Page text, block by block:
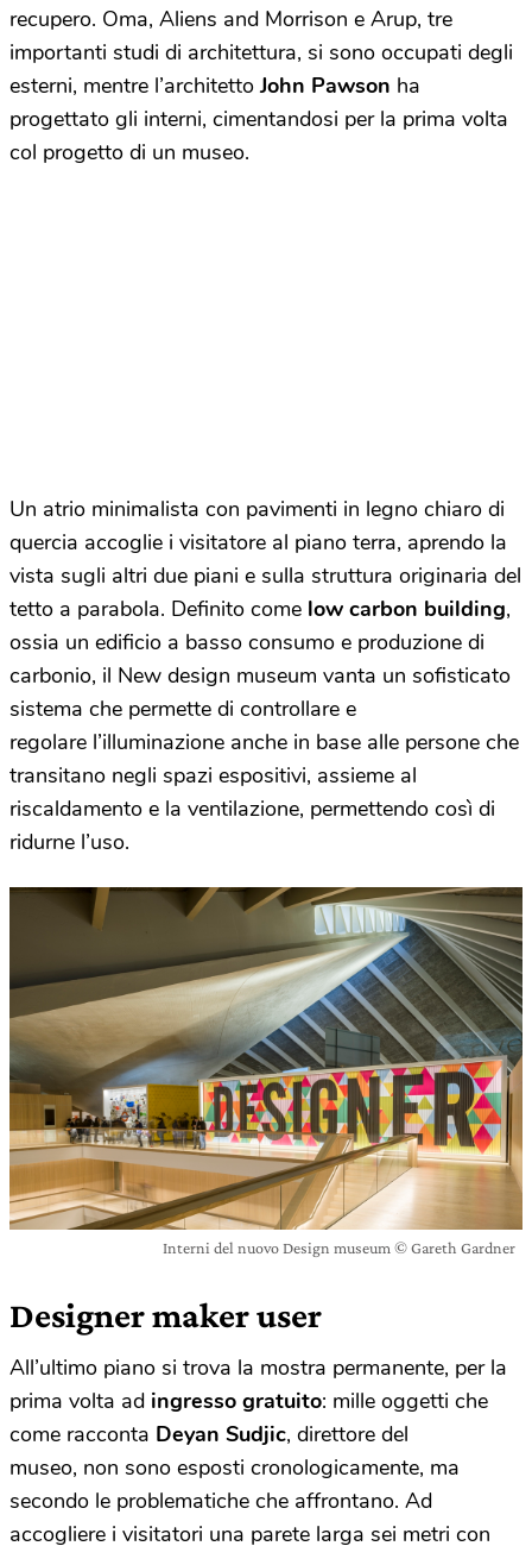
recupero. Oma, Aliens and Morrison e Arup, tre
importanti studi di architettura, si sono occupati degli
esterni, mentre l’architettoJohn Pawson ha
progettato gli interni, cimentandosi per la prima volta
col progetto di un museo.
Un atrio minimalista con pavimenti in legno chiaro di
quercia accoglie i visitatore al piano terra, aprendo la
vista sugli altri due piani e sulla struttura originaria del
tetto a parabola. Definito come low carbon building,
ossia un edificio a basso consumo e produzione di
carbonio, il New design museum vanta un sofisticato
sistema che permette di controllare e
regolare l’illuminazione anche in base alle persone che
transitano negli spazi espositivi, assieme al
riscaldamento e la ventilazione, permettendo così di
ridurne l’uso.
Interni del nuovo Design museum © Gareth Gardner
Designer maker user
All’ultimo piano si trova la mostra permanente, per la
prima volta ad ingresso gratuito: mille oggetti che
come racconta Deyan Sudjic, direttore del
museo, non sono esposti cronologicamente, ma
secondo le problematiche che affrontano. Ad
accogliere i visitatori una parete larga sei metri con